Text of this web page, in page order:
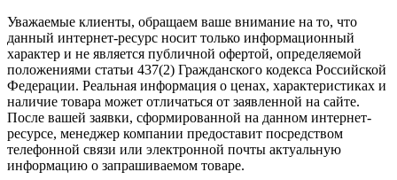
Уважаемые клиенты, обращаем ваше внимание на то, что
данный интернет-ресурс носит только информационный
характер и не является публичной офертой, определяемой
положениями статьи 437(2) Гражданского кодекса Российской
Федерации. Реальная информация о ценах, характеристиках и
наличие товара может отличаться от заявленной на сайте.
После вашей заявки, сформированной на данном интернет-
ресурсе, менеджер компании предоставит посредством
телефонной связи или электронной почты актуальную
информацию о запрашиваемом товаре.